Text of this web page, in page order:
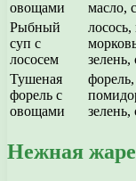
овощами
масло,
Рыбный
суп с
лососем
лосось,
зелень,
Тушеная
форель с
овощами
зелень,
Нежная